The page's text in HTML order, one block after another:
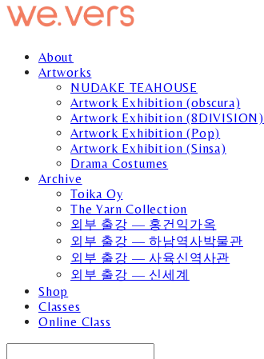
About
Artworks
NUDAKE TEAHOUSE
Artwork Exhibition (obscura)
Artwork Exhibition (8DIVISION)
Artwork Exhibition (Pop)
Artwork Exhibition (Sinsa)
Drama Costumes
Archive
Toika Oy
The Yarn Collection
외부 출강 — 홍건익가옥
외부 출강 — 하남역사박물관
외부 출강 — 사육신역사관
외부 출강 — 신세계
Shop
Classes
Online Class